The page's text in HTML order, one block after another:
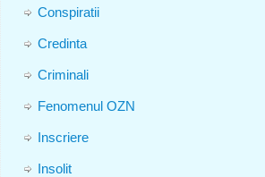
Conspiratii
Credinta
Criminali
Fenomenul OZN
Inscriere
Insolit